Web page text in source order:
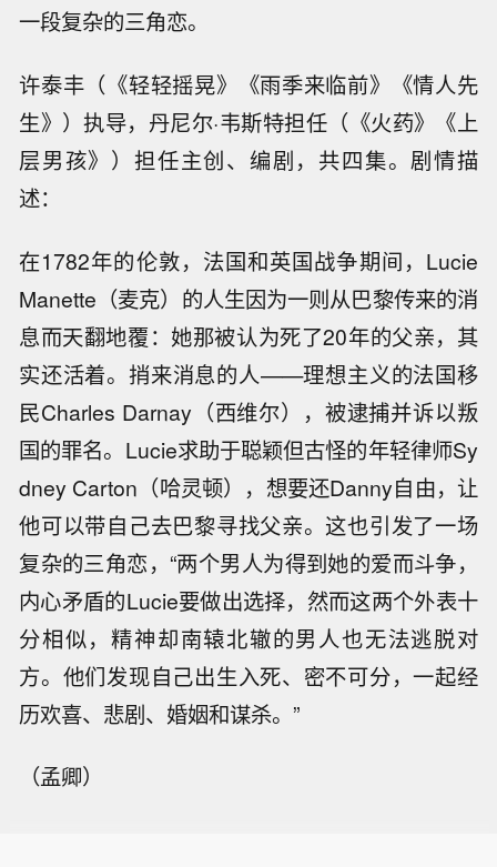
一段复杂的三角恋。
许泰丰（《轻轻摇晃》《雨季来临前》《情人先
生》）执导，丹尼尔·韦斯特担任（《火药》《上
层男孩》）担任主创、编剧，共四集。剧情描
述：
在1782年的伦敦，法国和英国战争期间，Lucie
Manette（麦克）的人生因为一则从巴黎传来的消
息而天翻地覆：她那被认为死了20年的父亲，其
实还活着。捎来消息的人——理想主义的法国移
民Charles Darnay（西维尔），被逮捕并诉以叛
国的罪名。Lucie求助于聪颖但古怪的年轻律师Sy
dney Carton（哈灵顿），想要还Danny自由，让
他可以带自己去巴黎寻找父亲。这也引发了一场
复杂的三角恋，“两个男人为得到她的爱而斗争，
内心矛盾的Lucie要做出选择，然而这两个外表十
分相似，精神却南辕北辙的男人也无法逃脱对
方。他们发现自己出生入死、密不可分，一起经
历欢喜、悲剧、婚姻和谋杀。”
（孟卿）